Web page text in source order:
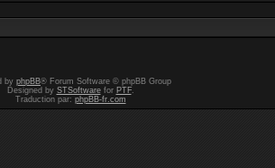
by phpBB® Forum Software © phpBB Group
Designed by STSoftwarefor PTF.
Traduction par: phpBB-fr.com